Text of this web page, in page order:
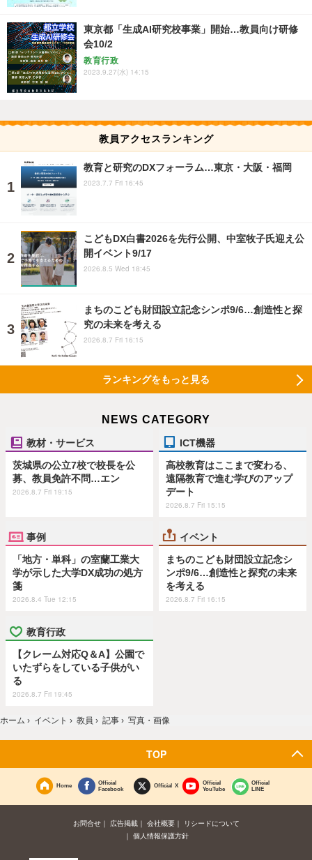
東京都「生成AI研究校事業」開始…教員向け研修
会10/2
教育行政
2023.9.27(水) 14:15
教員アクセスランキング
教育と研究のDXフォーラム…東京・大阪・福岡
2023.7.7 Fri 16:45
こどもDX白書2026を先行公開、中室牧子氏迎え公
開イベント9/17
2026.8.5 Wed 18:45
まちのこども財団設立記念シンポ9/6…創造性と探
究の未来を考える
2026.8.7 Fri 16:15
ランキングをもっと見る
NEWS CATEGORY
教材・サービス
茨城県の公立7校で校長を公
募、教員免許不問…エン
2026.8.7 Fri 19:15
ICT機器
高校教育はここまで変わる、
遠隔教育で進む学びのアップ
デート
2026.8.7 Fri 15:15
事例
「地方・単科」の室蘭工業大
学が示した大学DX成功の処方
箋
2026.8.4 Tue 12:15
イベント
まちのこども財団設立記念シ
ンポ9/6…創造性と探究の未来
を考える
2026.8.7 Fri 16:15
教育行政
【クレーム対応Q＆A】公園で
いたずらをしている子供がい
る
2026.8.7 Fri 19:45
ホーム › イベント › 教員 › 記事 › 写真・画像
TOP
Home
Official
Facebook
Official X
Official
YouTube
Official
LINE
お問合せ 広告掲載 会社概要
リシードについて
個人情報保護方針